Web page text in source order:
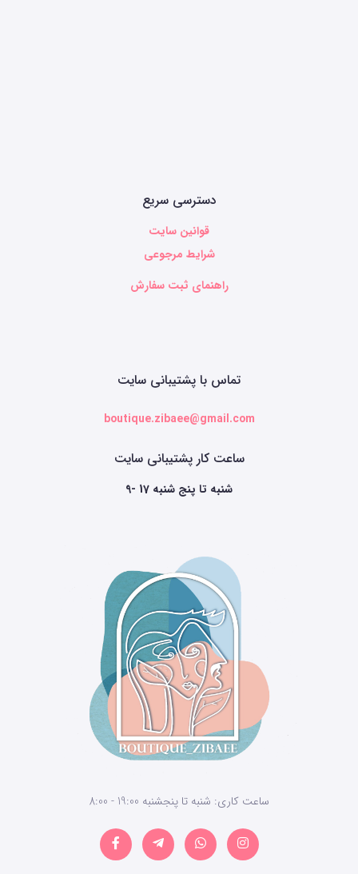
دسترسی سریع
قوانین سایت
شرایط مرجوعی
راهنمای ثبت سفارش
تماس با پشتیبانی سایت
boutique.zibaee@gmail.com
ساعت کار پشتیبانی سایت
9- 17 شنبه تا پنج شنبه
ساعت کاری: شنبه تا پنجشنبه 19:00 - 8:00